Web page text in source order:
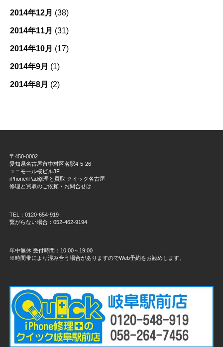
2014年12月 (38)
2014年11月 (31)
2014年10月 (17)
2014年9月 (1)
2014年8月 (2)
〒450-0002
愛知県名古屋市中村区名駅4-5-26
ユニモール桜ビル3F
iPhone/iPad修理と買取 クイック名古屋
修理と買取のご依頼・お問合せは
TEL：0120-654-919
繋がらない場合：052-462-9194
年中無休 受付時間：10:00～19:00
※時間帯により混み合う場合がありますのでWeb予約をお勧めします。